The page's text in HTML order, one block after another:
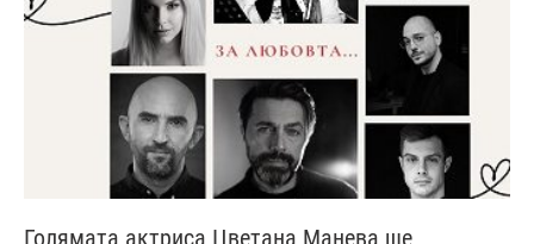
Голямата актриса Цветана Манева ще